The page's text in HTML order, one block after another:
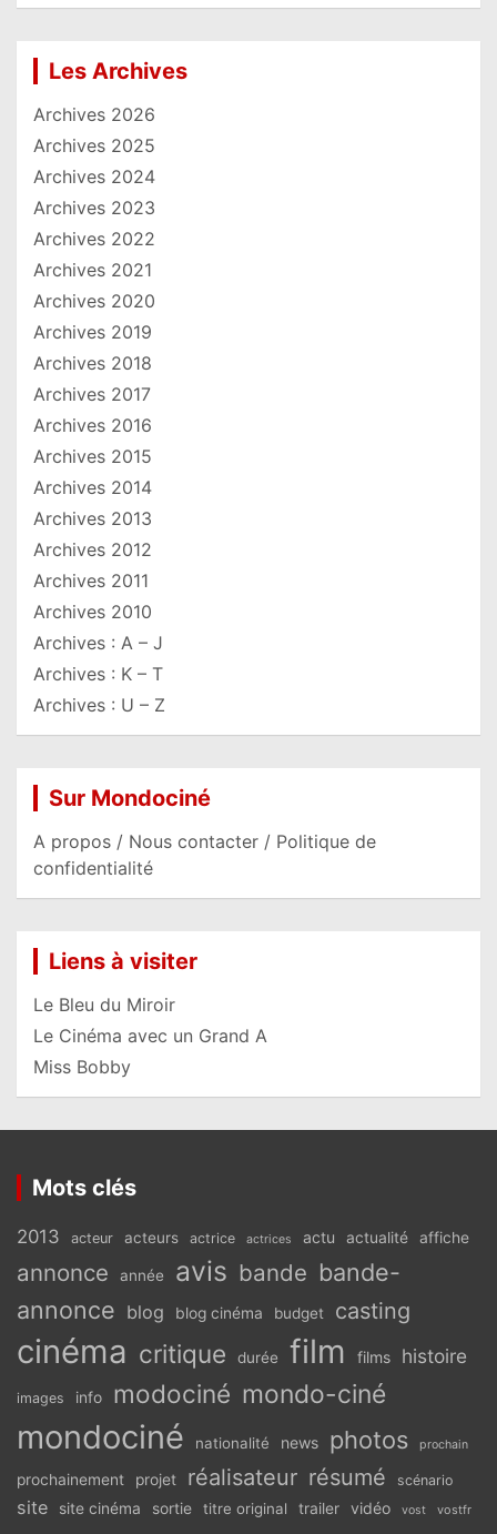
Les Archives
Archives 2026
Archives 2025
Archives 2024
Archives 2023
Archives 2022
Archives 2021
Archives 2020
Archives 2019
Archives 2018
Archives 2017
Archives 2016
Archives 2015
Archives 2014
Archives 2013
Archives 2012
Archives 2011
Archives 2010
Archives : A – J
Archives : K – T
Archives : U – Z
Sur Mondociné
A propos / Nous contacter / Politique de
confidentialité
Liens à visiter
Le Bleu du Miroir
Le Cinéma avec un Grand A
Miss Bobby
Mots clés
2013 acteur acteurs actrice actrices actu actualité affiche
annonce année avis bande bande-
annonce blog blog cinéma budget casting
cinéma critique durée film films histoire
images info modociné mondo-ciné
mondociné nationalité news photos prochain
prochainement projet réalisateur résumé scénario
site site cinéma sortie titre original trailer vidéo vost vostfr